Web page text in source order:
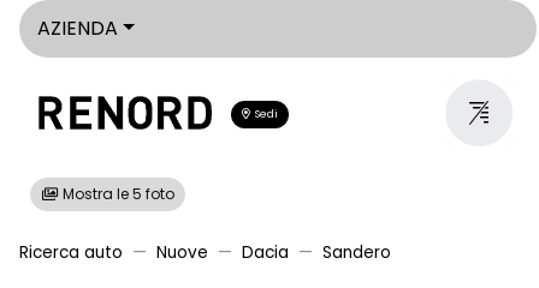
AZIENDA
Sedi
Mostra le 5 foto
Ricerca auto Nuove Dacia Sandero